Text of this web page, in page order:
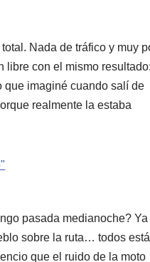
Nada de tráfico y muy
libre con el mismo
imaginé cuando salí de
realmente la estaba
pasada medianoche?
sobre la ruta… todos
que el ruido de la moto